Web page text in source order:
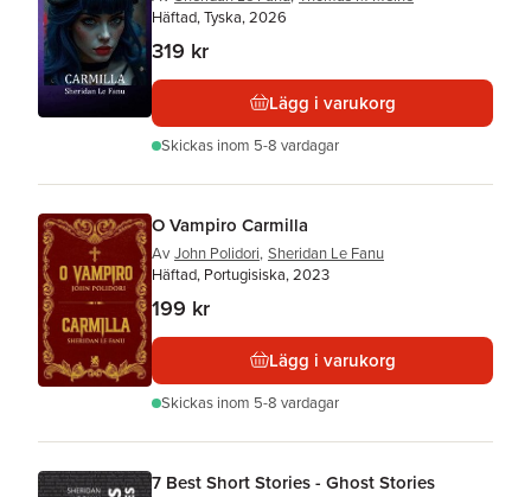
Häftad, Tyska, 2026
319 kr
Lägg i varukorg
Skickas inom 5-8 vardagar
O Vampiro Carmilla
Av John Polidori, Sheridan Le Fanu
Häftad, Portugisiska, 2023
199 kr
Lägg i varukorg
Skickas inom 5-8 vardagar
7 Best Short Stories - Ghost Stories